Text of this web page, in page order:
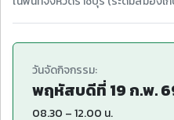
วันจัดกิจกรรม:
พฤหัสบดีที่ 19 ก.พ.
08.30 – 12.00 น.